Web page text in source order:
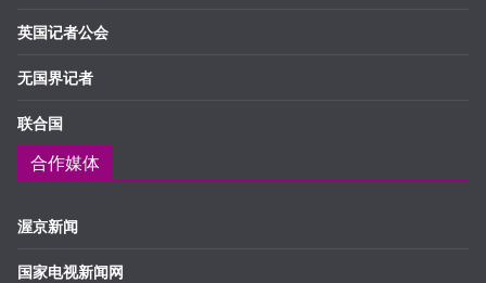
英国记者公会
无国界记者
联合国
合作媒体
渥京新闻
国家电视新闻网